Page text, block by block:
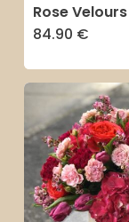
Rose Velours
84.90 €